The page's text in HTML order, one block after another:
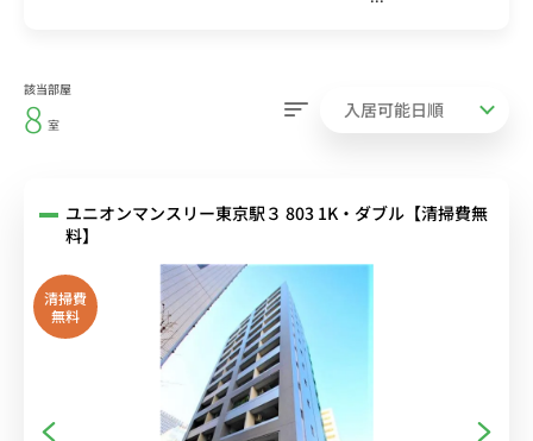
該当部屋
8 室
ユニオンマンスリー東京駅３ 803 1K・ダブル【清掃費無
料】
清掃費
無料